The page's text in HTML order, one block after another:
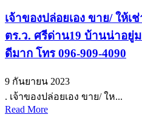
เจ้าของปล่อยเอง ขาย/ ให้เ
ตร.ว. ศรีด่าน19 บ้านน่าอยู่
ดีมาก โทร 096-909-4090
9 กันยายน 2023
. เจ้าของปล่อยเอง ขาย/ ให...
Read More